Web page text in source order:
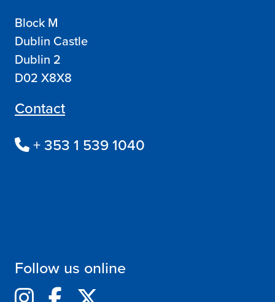
Block M
Dublin Castle
Dublin 2
D02 X8X8
Contact
+ 353 1 539 1040
Follow us online